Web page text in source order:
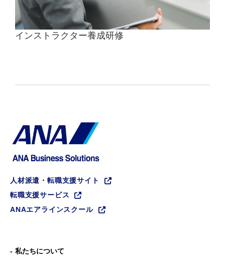
企業情報
インストラクター養成研修
人材派遣・転職支援サイト
転職支援サービス
ANAエアラインスクール
私たちについて